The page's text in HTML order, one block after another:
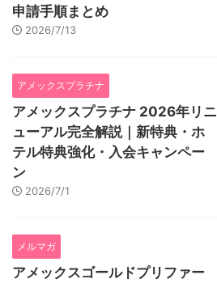
申請手順まとめ
2026/7/13
アメックスプラチナ
アメックスプラチナ 2026年リニ
ューアル完全解説｜新特典・ホ
テル特典強化・入会キャンペー
ン
2026/7/1
メルマガ
アメックスゴールドプリファー